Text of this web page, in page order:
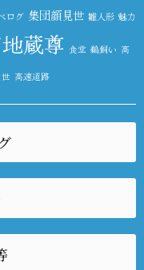
ログ 集団顔見世 雛人形 魅力
蔵尊 食堂 鵜飼い 高
高速道路